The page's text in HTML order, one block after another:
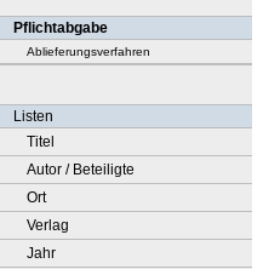
Pflichtabgabe
Ablieferungsverfahren
Listen
Titel
Autor / Beteiligte
Ort
Verlag
Jahr